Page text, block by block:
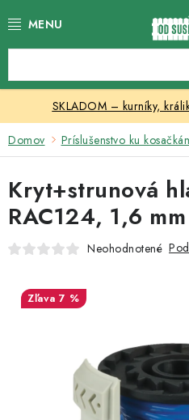
na
Skleníky
Nábytok
Chovateľské potreby
SKLADOM – kurníky,
Domov Príslušenstvo ku
Kryt+strunová
RAC124, 1,6 mm
Neohodnotené
7 %